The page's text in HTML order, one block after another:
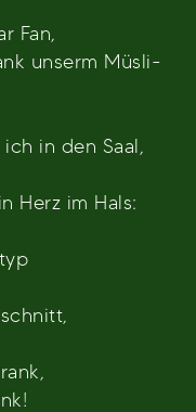
Fan,
unserm Müsli-
in den Saal,
Herz im Hals: